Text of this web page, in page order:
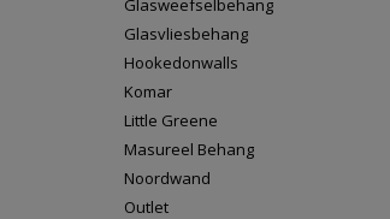
Glasweefselbehang
Glasvliesbehang
Hookedonwalls
Komar
Little Greene
Masureel Behang
Noordwand
Outlet